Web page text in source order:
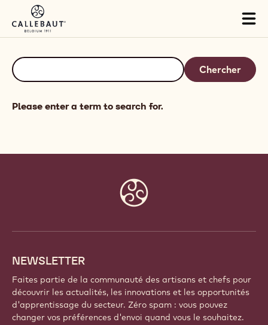
Skip to main content
Chercher
Keyword(s)
Please enter a term to search for.
NEWSLETTER
Faites partie de la communauté des artisans et chefs pour
découvrir les actualités, les innovations et les opportunités
d'apprentissage du secteur. Zéro spam : vous pouvez
changer vos préférences d'envoi quand vous le souhaitez.